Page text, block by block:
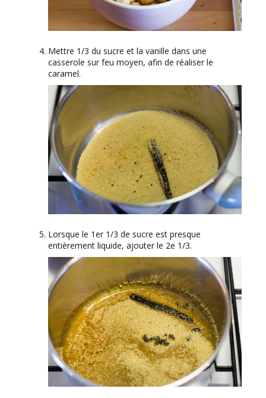
Mettre 1/3 du sucre et la vanille dans une
casserole sur feu moyen, afin de réaliser le
caramel.
Lorsque le 1er 1/3 de sucre est presque
entièrement liquide, ajouter le 2e 1/3.